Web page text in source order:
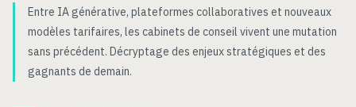
Entre IA générative, plateformes collaboratives et nouveaux
modèles tarifaires, les cabinets de conseil vivent une mutation
sans précédent. Décryptage des enjeux stratégiques et des
gagnants de demain.